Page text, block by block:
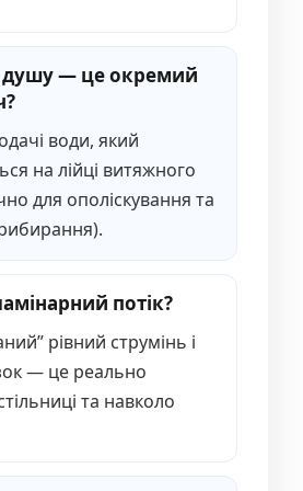
душу — це окремий
води, який
на лійці витяжного
для ополіскування та
потік?
рівний струмінь і
— це реально
та навколо